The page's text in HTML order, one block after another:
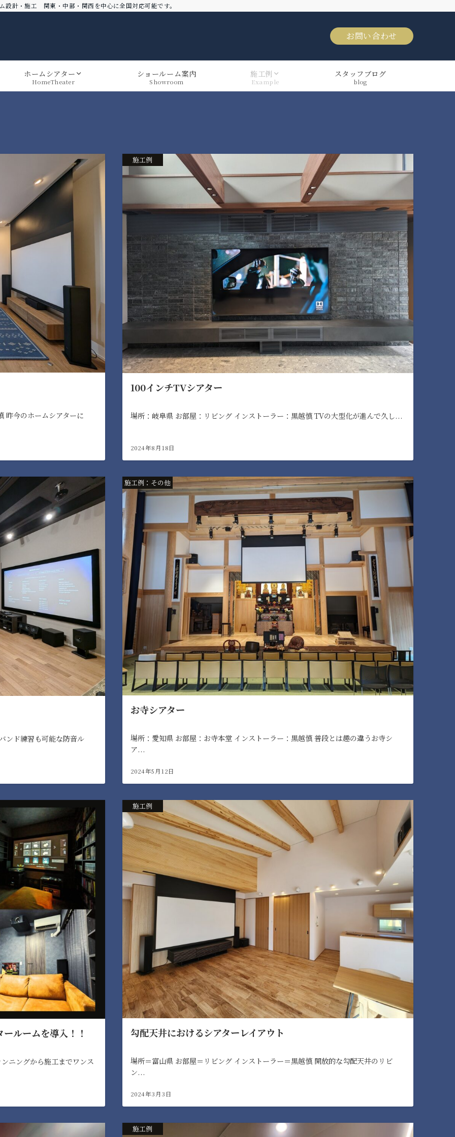
計・施工 関東・中部・関西を中心に全国対応可能です。
お問い合わせ
ホームシアター
HomeTheater
ショールーム案内
Showroom
施工例
Example
スタッフブログ
blog
昨今のホームシアターに
施工例
100インチTVシアター
場所：岐阜県 お部屋：リビング インストーラー：黒越慎 TVの大型化が進んで久し...
2024年8月18日
ンド練習も可能な防音ル
施工例：その他
お寺シアター
場所：愛知県 お部屋：お寺本堂 インストーラー：黒越慎 普段とは趣の違うお寺シ
ア...
2024年5月12日
ルームを導入！！
ニングから施工までワンス
施工例
勾配天井におけるシアターレイアウト
場所＝富山県 お部屋＝リビング インストーラー＝黒越慎 開放的な勾配天井のリビ
ン...
2024年3月3日
施工例